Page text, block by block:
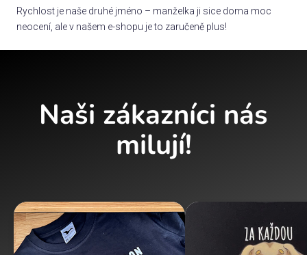
Rychlost je naše druhé jméno – manželka ji sice doma moc
neocení, ale v našem e-shopu je to zaručeně plus!
Naši zákazníci nás
milují!